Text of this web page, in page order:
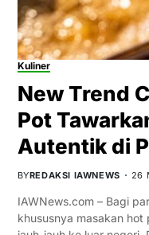
Kuliner
New Trend
Pot
Autentik di
BYREDAKSI IAWNEWS 26
IAWNews.com – Bagi
khususnya masakan